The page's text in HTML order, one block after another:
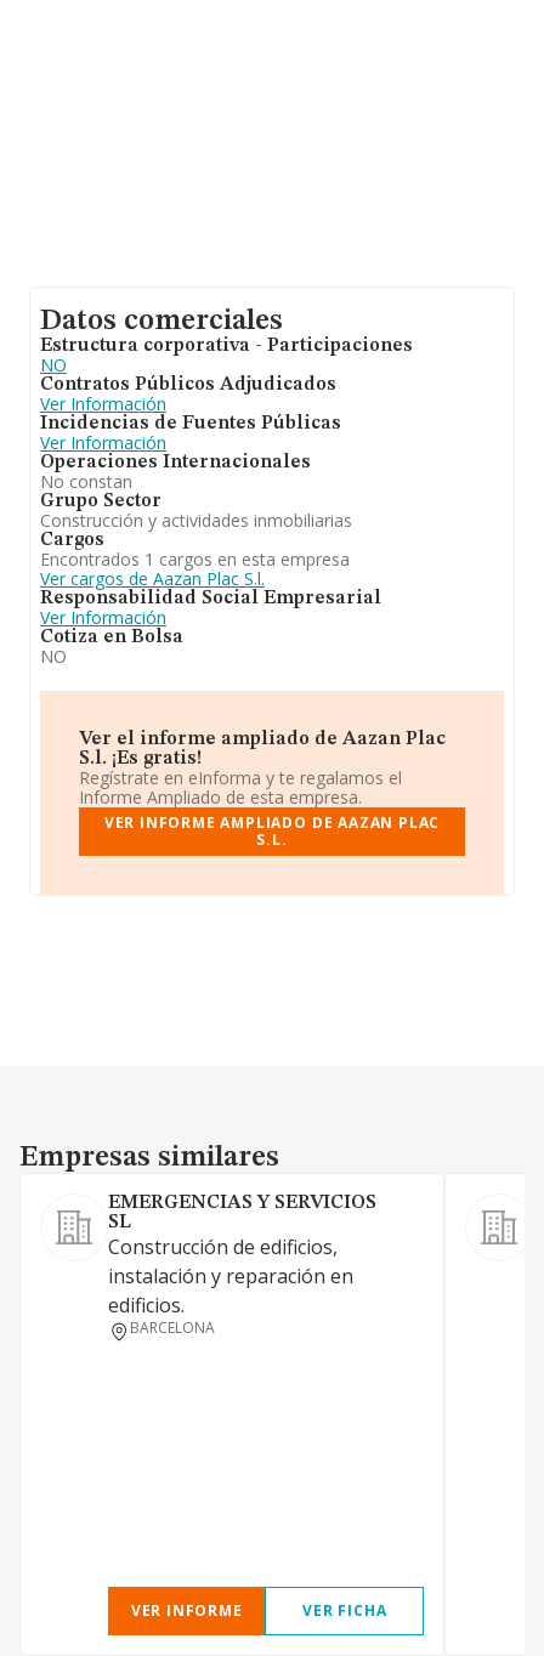
Datos comerciales
Estructura corporativa - Participaciones
NO
Contratos Públicos Adjudicados
Ver Información
Incidencias de Fuentes Públicas
Ver Información
Operaciones Internacionales
No constan
Grupo Sector
Construcción y actividades inmobiliarias
Cargos
Encontrados 1 cargos en esta empresa
Ver cargos de Aazan Plac S.l.
Responsabilidad Social Empresarial
Ver Información
Cotiza en Bolsa
NO
Ver el informe ampliado de Aazan Plac
S.l. ¡Es gratis!
Regístrate en eInforma y te regalamos el
Informe Ampliado de esta empresa.
VER INFORME AMPLIADO DE AAZAN PLAC
S.L.
Empresas similares
Empresas similares
EMERGENCIAS Y SERVICIOS
SL
Construcción de edificios,
instalación y reparación en
edificios.
BARCELONA
VER INFORME VER FICHA